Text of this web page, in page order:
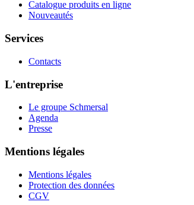
Catalogue produits en ligne
Nouveautés
Services
Contacts
L'entreprise
Le groupe Schmersal
Agenda
Presse
Mentions légales
Mentions légales
Protection des données
CGV